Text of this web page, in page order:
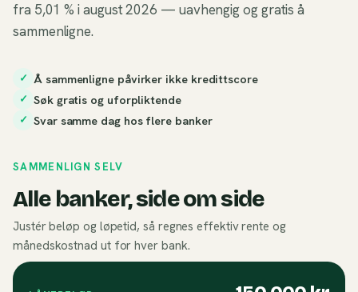
fra 5,01 % i august 2026 — uavhengig og gratis å
sammenligne.
✓ Å sammenligne påvirker ikke kredittscore
✓ Søk gratis og uforpliktende
✓ Svar samme dag hos flere banker
SAMMENLIGN SELV
Alle banker, side om side
Justér beløp og løpetid, så regnes effektiv rente og
månedskostnad ut for hver bank.